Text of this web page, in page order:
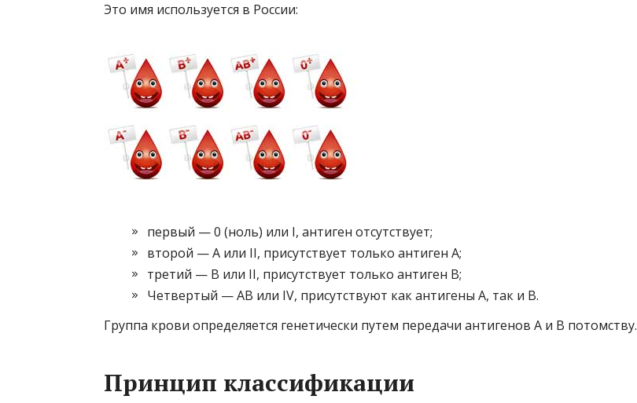
Это имя используется в России:
первый — 0 (ноль) или I, антиген отсутствует;
второй — А или II, присутствует только антиген А;
третий — B или II, присутствует только антиген B;
Четвертый — AB или IV, присутствуют как антигены A, так и B.
Группа крови определяется генетически путем передачи антигенов A и B потомству.
Принцип классификации